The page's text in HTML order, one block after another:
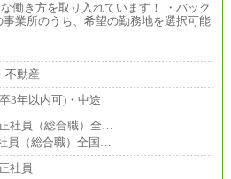
】
～
も給与変更なし
働き方を取り入れています！ ・バック
業所のうち、希望の勤務地を選択可能
不動産
3年以内可)・中途
社員（総合職）全…
員（総合職）全国…
社員